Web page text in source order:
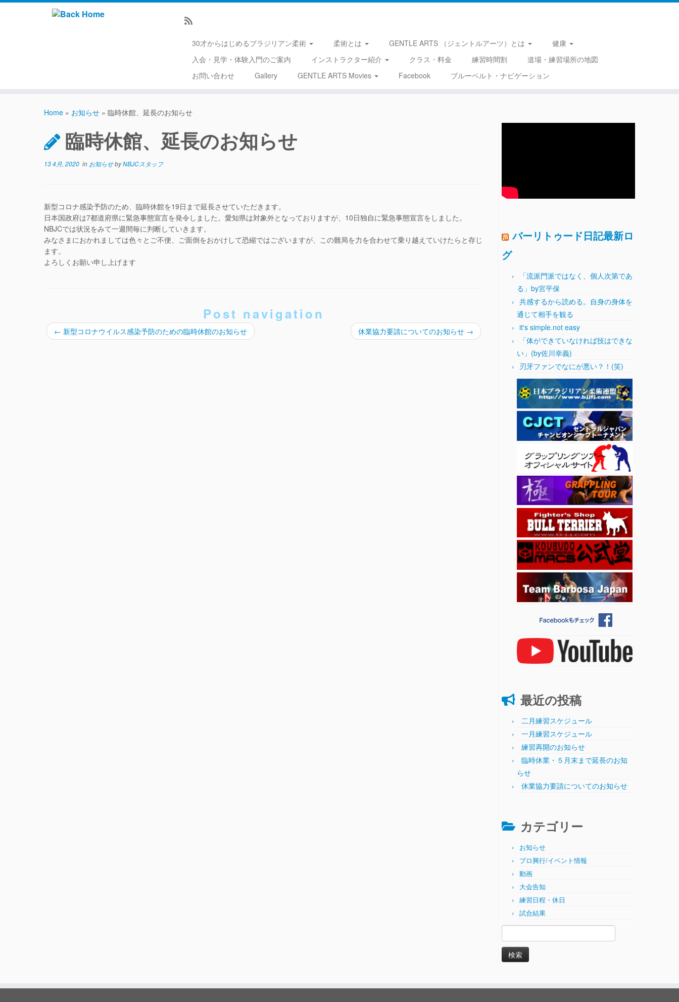
30才からはじめるブラジリアン柔術 柔術とは GENTLE ARTS （ジェントルアーツ）とは
健康
入会・見学・体験入門のご案内
インストラクター紹介 クラス・料金 練習時間割
道場・練習場所の地図
お問い合わせ
Gallery GENTLE ARTS Movies Facebook ブルーベルト・ナビゲーション
Home » お知らせ » 臨時休館、延長のお知らせ
臨時休館、延長のお知らせ
13 4月, 2020 in お知らせbyNBJCスタッフ
新型コロナ感染予防のため、臨時休館を19日まで延長させていただきます。
日本国政府は7都道府県に緊急事態宣言を発令しました。愛知県は対象外となっておりますが、10日独自に緊急事態宣言をしました。
NBJCでは状況をみて一週間毎に判断していきます。
みなさまにおかれましては色々とご不便、ご面倒をおかけして恐縮ではございますが、この難局を力を合わせて乗り越えていけたらと存じ
ます。
よろしくお願い申し上げます
Post navigation
← 新型コロナウイルス感染予防のための臨時休館のお知らせ 休業協力要請についてのお知らせ →
バーリトゥード日記最新ロ
グ
「流派門派ではなく、個人次第であ
る」by宮平保
共感するから読める。自身の身体を
通じて相手を観る
it's simple.not easy
「体ができていなければ技はできな
い」(by佐川幸義)
刃牙ファンでなにが悪い？！(笑)
最近の投稿
二月練習スケジュール
一月練習スケジュール
練習再開のお知らせ
臨時休業・５月末まで延長のお知
らせ
休業協力要請についてのお知らせ
カテゴリー
お知らせ
プロ興行/イベント情報
動画
大会告知
練習日程・休日
試合結果
索: